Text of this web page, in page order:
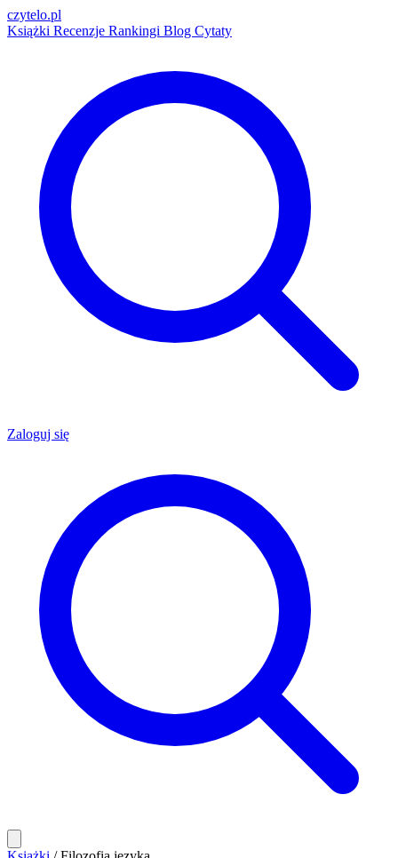
czytelo.pl
Książki Recenzje Rankingi Blog Cytaty
Zaloguj się